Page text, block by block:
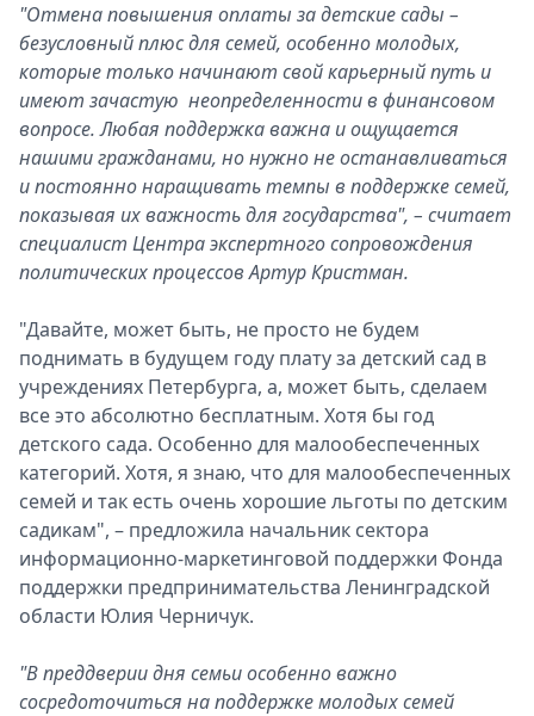
"Отмена повышения оплаты за детские сады –
безусловный плюс для семей, особенно молодых,
которые только начинают свой карьерный путь и
имеют зачастую неопределенности в финансовом
вопросе. Любая поддержка важна и ощущается
нашими гражданами, но нужно не останавливаться
и постоянно наращивать темпы в поддержке семей,
показывая их важность для государства", – считает
специалист Центра экспертного сопровождения
политических процессов Артур Кристман.
"Давайте, может быть, не просто не будем
поднимать в будущем году плату за детский сад в
учреждениях Петербурга, а, может быть, сделаем
все это абсолютно бесплатным. Хотя бы год
детского сада. Особенно для малообеспеченных
категорий. Хотя, я знаю, что для малообеспеченных
семей и так есть очень хорошие льготы по детским
садикам", – предложила начальник сектора
информационно-маркетинговой поддержки Фонда
поддержки предпринимательства Ленинградской
области Юлия Черничук.
"В преддверии дня семьи особенно важно
сосредоточиться на поддержке молодых семей